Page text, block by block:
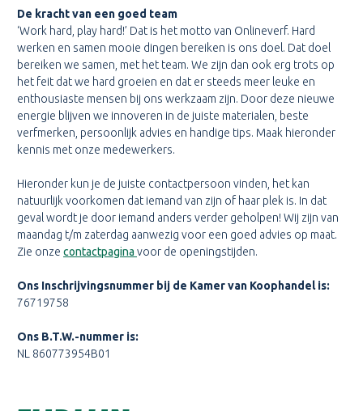
De kracht van een goed team
‘Work hard, play hard!’ Dat is het motto van Onlineverf. Hard
werken en samen mooie dingen bereiken is ons doel. Dat doel
bereiken we samen, met het team. We zijn dan ook erg trots op
het feit dat we hard groeien en dat er steeds meer leuke en
enthousiaste mensen bij ons werkzaam zijn. Door deze nieuwe
energie blijven we innoveren in de juiste materialen, beste
verfmerken, persoonlijk advies en handige tips. Maak hieronder
kennis met onze medewerkers.
Hieronder kun je de juiste contactpersoon vinden, het kan
natuurlijk voorkomen dat iemand van zijn of haar plek is. In dat
geval wordt je door iemand anders verder geholpen! Wij zijn van
maandag t/m zaterdag aanwezig voor een goed advies op maat.
Zie onze contactpagina voor de openingstijden.
Ons Inschrijvingsnummer bij de Kamer van Koophandel is:
76719758
Ons B.T.W.-nummer is:
NL 860773954B01